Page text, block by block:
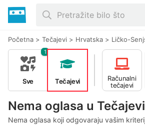
Početna > Tečajevi > Hrvatska > Ličko-
Nema oglasa u
Nema oglasa koji odgovaraju vašim
Sve
1
Tečajevi
Računalni
tečajevi